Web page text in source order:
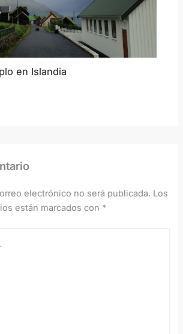
en Islandia
electrónico no será publicada. Los
están marcados con *